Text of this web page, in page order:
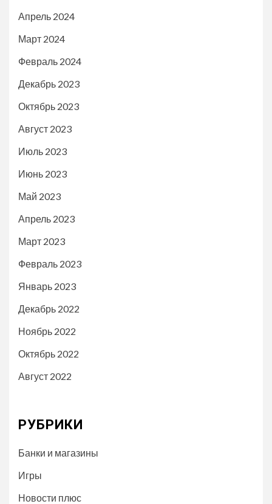
Апрель 2024
Март 2024
Февраль 2024
Декабрь 2023
Октябрь 2023
Август 2023
Июль 2023
Июнь 2023
Май 2023
Апрель 2023
Март 2023
Февраль 2023
Январь 2023
Декабрь 2022
Ноябрь 2022
Октябрь 2022
Август 2022
РУБРИКИ
Банки и магазины
Игры
Новости плюс